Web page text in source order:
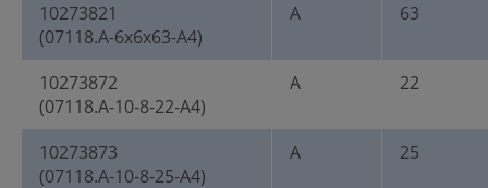
10273821
(07118.A-6x6x63-A4)
A 63
10273872
(07118.A-10-8-22-A4)
A 22
10273873
(07118.A-10-8-25-A4)
A 25